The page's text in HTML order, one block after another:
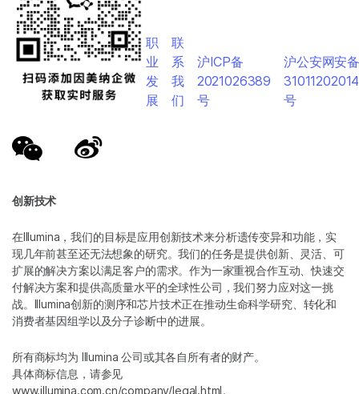
创新技术
在Illumina，我们的目标是应用创新技术来分析遗传变异和功能，实
现几年前甚至还无法想象的研究。我们的任务是提供创新、灵活、可
扩展的解决方案以满足客户的需求。作为一家重视合作互动、快速交
付解决方案和提供高质量水平的全球性公司，我们努力应对这一挑
战。Illumina创新的测序和芯片技术正在推动生命科学研究、转化和
消费者基因组学以及分子诊断中的进展。
所有商标均为 Illumina 公司或其各自所有者的财产。
具体商标信息，请参见
www.illumina.com.cn/company/legal.html。
职
业
发
展
联
系
我
们
沪ICP备
2021026389
号
沪公安网安
号